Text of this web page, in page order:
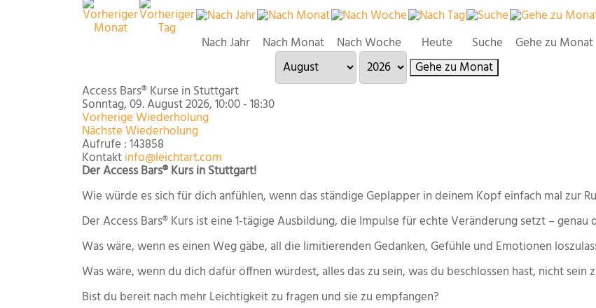
Nach Jahr Nach Monat Nach Woche Heute Suche
Gehe zu Monat
Gehe zu Monat
Access Bars® Kurse in Stuttgart
Sonntag, 09. August 2026, 10:00 - 18:30
Vorherige Wiederholung
Nächste Wiederholung
Aufrufe : 143858
Kontaktinfo@leichtart.com
Der Access Bars® Kurs in Stuttgart!
Wie würde es sich für dich anfühlen, wenn das ständige Geplapper in deinem Kopf einfach mal zur
Der Access Bars® Kurs ist eine 1-tägige Ausbildung, die Impulse für echte Veränderung setzt –
Was wäre, wenn es einen Weg gäbe, all die limitierenden Gedanken, Gefühle und Emotionen
Was wäre, wenn du dich dafür öffnen würdest, alles das zu sein, was du beschlossen hast, nicht sein
Bist du bereit nach mehr Leichtigkeit zu fragen und sie zu empfangen?